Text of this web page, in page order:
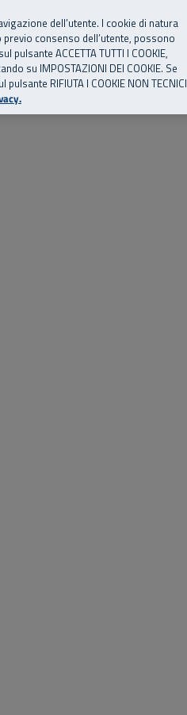
Risorse utili Supporto
dell’utente. I cookie di natura
consenso dell’utente, possono
ACCETTA TUTTI I COOKIE,
su IMPOSTAZIONI DEI COOKIE. Se
RIFIUTA I COOKIE NON TECNICI